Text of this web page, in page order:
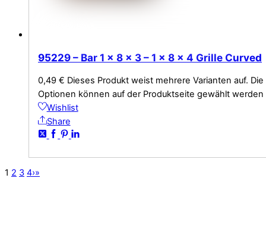
95229 – Bar 1 x 8 x 3 – 1 x 8 x 4 Grille Curved
0,49 € Dieses Produkt weist mehrere Varianten auf. Die
Optionen können auf der Produktseite gewählt werden
Wishlist
Share
1 2 3 4›»